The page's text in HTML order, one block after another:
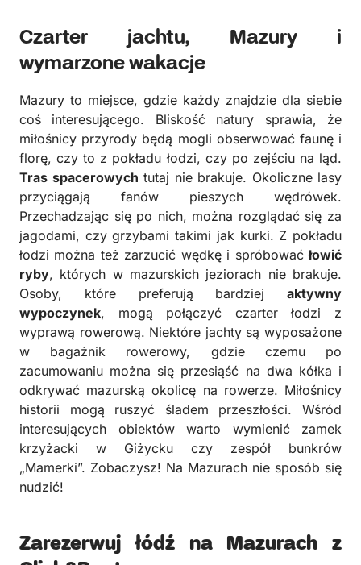
Czarter jachtu, Mazury i
wymarzone wakacje
Mazury to miejsce, gdzie każdy znajdzie dla siebie
coś interesującego. Bliskość natury sprawia, że
miłośnicy przyrody będą mogli obserwować faunę i
florę, czy to z pokładu łodzi, czy po zejściu na ląd.
Tras spacerowych tutaj nie brakuje. Okoliczne lasy
przyciągają fanów pieszych wędrówek.
Przechadzając się po nich, można rozglądać się za
jagodami, czy grzybami takimi jak kurki. Z pokładu
łodzi można też zarzucić wędkę i spróbowaćłowić
ryby, których w mazurskich jeziorach nie brakuje.
Osoby, które preferują bardziej aktywny
wypoczynek, mogą połączyć czarter łodzi z
wyprawą rowerową. Niektóre jachty są wyposażone
w bagażnik rowerowy, gdzie czemu po
zacumowaniu można się przesiąść na dwa kółka i
odkrywać mazurską okolicę na rowerze. Miłośnicy
historii mogą ruszyć śladem przeszłości. Wśród
interesujących obiektów warto wymienić zamek
krzyżacki w Giżycku czy zespół bunkrów
„Mamerki”. Zobaczysz! Na Mazurach nie sposób się
nudzić!
Zarezerwuj łódź na Mazurach z